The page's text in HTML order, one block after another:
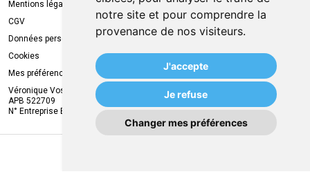
notre site et pour comprendre la
provenance de nos visiteurs.
J'accepte
Je refuse
Changer mes préférences
Mentions légales
CGV
Données personnelles
Cookies
Mes préférences Cookies
Véronique Vos
APB 522709
N° Entreprise BE0749.944.612
Livraison dans un Point Relais